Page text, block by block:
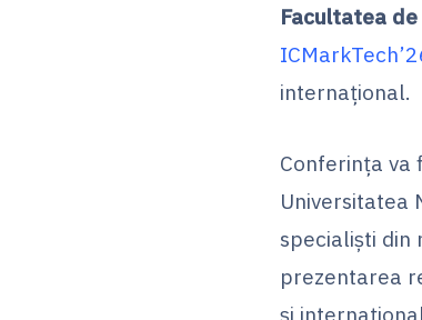
Facultatea
internațional.
Conferința va
Universitatea
specialiști din
prezentarea
și